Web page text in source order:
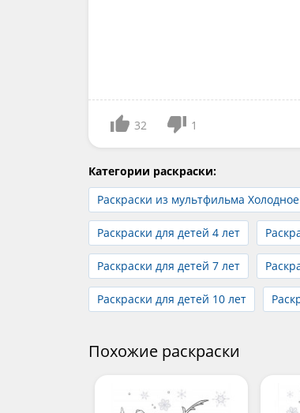
32 1
Категории раскраски:
Раскраски из мультфильма
Раскраски для детей 4 лет
Раскраски для детей 7 лет
Раскраски для детей 10 лет
Похожие раскраски